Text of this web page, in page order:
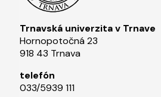
Trnavská univerzita v Trnave
Hornopotočná 23
918 43 Trnava
telefón
033/5939 111​